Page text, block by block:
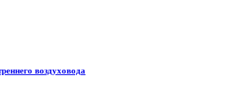
воздуховода